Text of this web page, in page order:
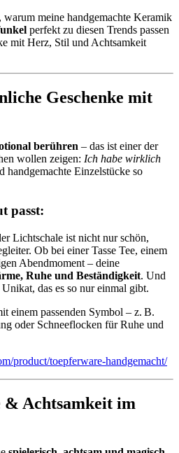
meine handgemachte Keramik
perfekt zu diesen Trends passen
mit Herz, Stil und Achtsamkeit
Geschenke mit
berühren – das ist einer der
wollen zeigen: Ich habe wirklich
handgemachte Einzelstücke so
passt:
Lichtschale ist nicht nur schön,
Ob bei einer Tasse Tee, einem
Abendmoment – deine
Ruhe und Beständigkeit. Und
das es so nur einmal gibt.
einem passenden Symbol – z. B.
oder Schneeflocken für Ruhe und
product/toepferware-handgemacht/
& Achtsamkeit im